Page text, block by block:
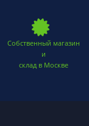
Собственный магазин
и
склад в Москве